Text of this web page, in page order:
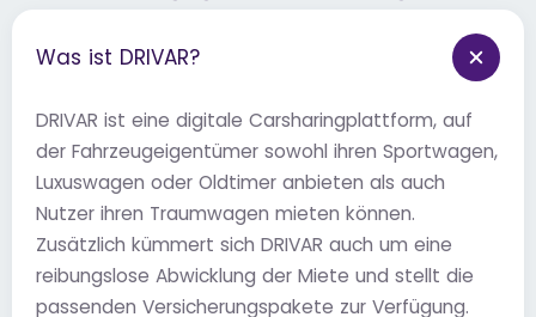
Was ist DRIVAR?
DRIVAR ist eine digitale Carsharingplattform, auf
der Fahrzeugeigentümer sowohl ihren Sportwagen,
Luxuswagen oder Oldtimer anbieten als auch
Nutzer ihren Traumwagen mieten können.
Zusätzlich kümmert sich DRIVAR auch um eine
reibungslose Abwicklung der Miete und stellt die
passenden Versicherungspakete zur Verfügung.